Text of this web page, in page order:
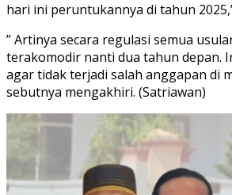
hari ini peruntukannya di tahun
” Artinya secara regulasi semua
terakomodir nanti dua tahun depan.
agar tidak terjadi salah anggapan di
sebutnya mengakhiri. (Satriawan)